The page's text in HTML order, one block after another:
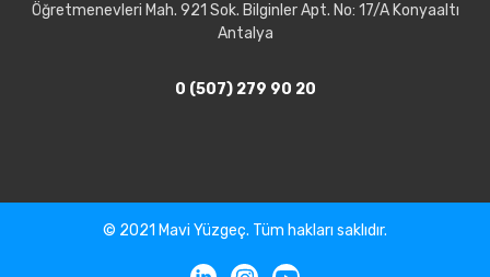
Öğretmenevleri Mah. 921 Sok. Bilginler Apt. No: 17/A Konyaaltı
Antalya
0 (507) 279 90 20
© 2021 Mavi Yüzgeç. Tüm hakları saklıdır.